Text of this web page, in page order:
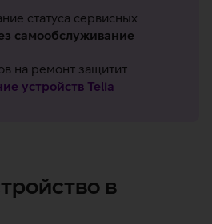
статуса сервисных
самообслуживание
на ремонт защитит
устройств Telia
в